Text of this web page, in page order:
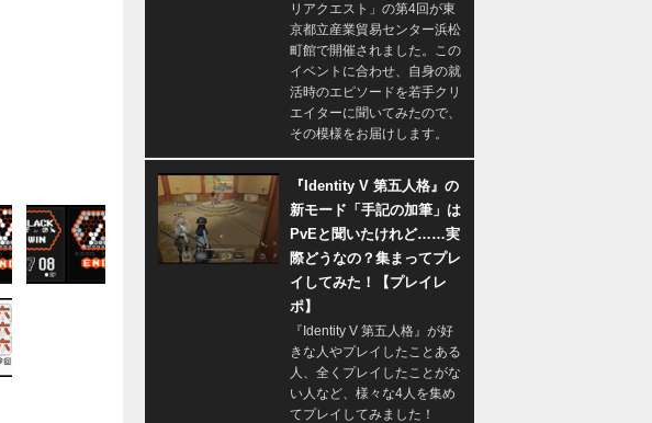
リアクエスト」の第4回が東
京都立産業貿易センター浜松
町館で開催されました。この
イベントに合わせ、自身の就
活時のエピソードを若手クリ
エイターに聞いてみたので、
その模様をお届けします。
『Identity V 第五人格』の
新モード「手記の加筆」は
PvEと聞いたけれど……実
際どうなの？集まってプレ
イしてみた！【プレイレ
ポ】
『Identity V 第五人格』が好
きな人やプレイしたことある
人、全くプレイしたことがな
い人など、様々な4人を集め
てプレイしてみました！